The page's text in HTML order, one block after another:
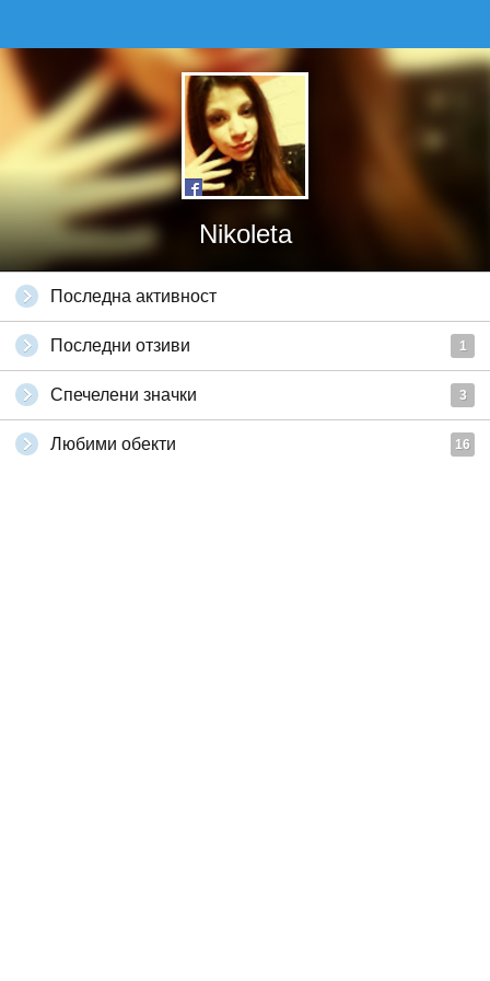
Nikoleta
Последна активност
Последни отзиви 1
Спечелени значки 3
Любими обекти 16